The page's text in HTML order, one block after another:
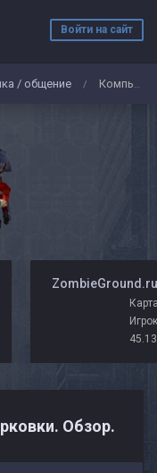
Войти на сайт
/ общение / Компьютер и девайсы Морковки. Обзор.
Обзор.